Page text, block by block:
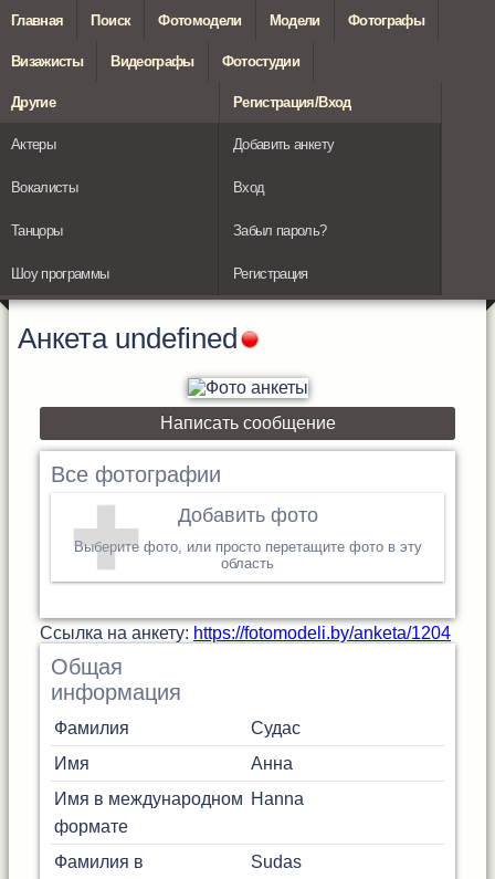
Главная Поиск Фотомодели Модели Фотографы
Визажисты Видеографы Фотостудии
Другие
Актеры
Вокалисты
Танцоры
Шоу программы
Регистрация/Вход
Добавить анкету
Вход
Забыл пароль?
Регистрация
Анкета undefined
Написать сообщение
Все фотографии
Добавить фото
Выберите фото, или просто перетащите фото в эту
область
Cсылка на анкету: https://fotomodeli.by/anketa/1204
Общая
информация
Фамилия
Судас
Имя
Анна
Имя в международном
формате
Hanna
Фамилия в
Sudas